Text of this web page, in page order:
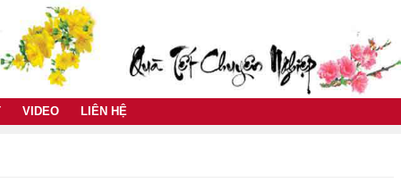
VIDEO LIÊN HỆ